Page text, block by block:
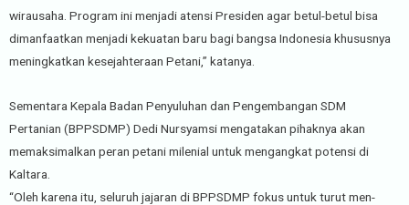
wirausaha. Program ini menjadi atensi Presiden agar betul-betul bisa
dimanfaatkan menjadi kekuatan baru bagi bangsa Indonesia khususnya
meningkatkan kesejahteraan Petani,” katanya.
Sementara Kepala Badan Penyuluhan dan Pengembangan SDM
Pertanian (BPPSDMP) Dedi Nursyamsi mengatakan pihaknya akan
memaksimalkan peran petani milenial untuk mengangkat potensi di
Kaltara.
“Oleh karena itu, seluruh jajaran di BPPSDMP fokus untuk turut men-